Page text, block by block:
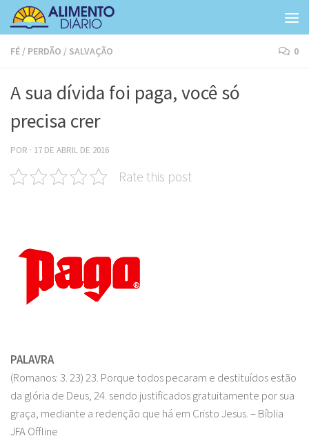
Skip to content
FÉ / PERDÃO / SALVAÇÃO 0
A sua dívida foi paga, você só
precisa crer
POR · 17 DE ABRIL DE 2016
Rate this post
PALAVRA
(Romanos: 3. 23) 23. Porque todos pecaram e destituídos estão
da glória de Deus, 24. sendo justificados gratuitamente por sua
graça, mediante a redenção que há em Cristo Jesus. – Bíblia
JFA Offline